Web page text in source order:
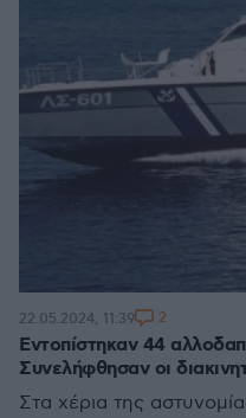
Εντοπίστηκαν 44
Συνελήφθησαν οι
Στα χέρια της
22.05.2024, 11:39 2